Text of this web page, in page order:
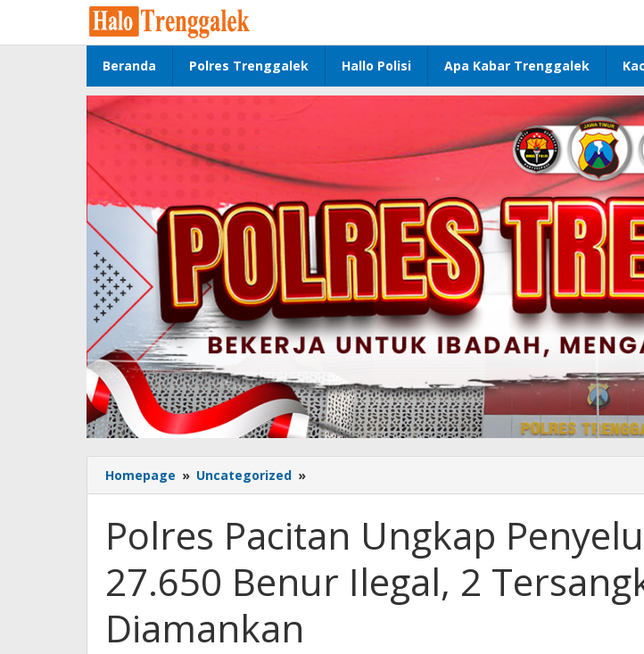
konten
Beranda Polres Trenggalek Hallo Polisi Apa Kabar Trenggalek
Homepage » Uncategorized »
Pacitan
Penyelundupan
27.650
Ilegal,
Polres Pacitan Ungkap
27.650 Benur Ilegal, 2
Diamankan